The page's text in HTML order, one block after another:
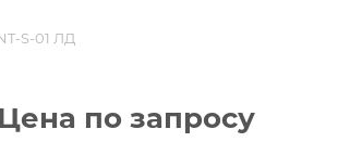
S-01 ЛД
Цена по запросу